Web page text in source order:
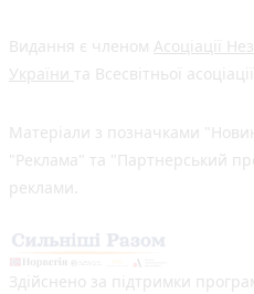
Видання є членом Асоціації
України та Всесвітньої
Матеріали з позначками
"Реклама" та "Партнерський
реклами.
Здійснено за підтримки